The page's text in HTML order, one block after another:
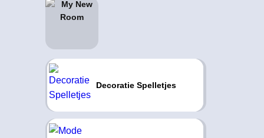
Decoratie Spelletjes